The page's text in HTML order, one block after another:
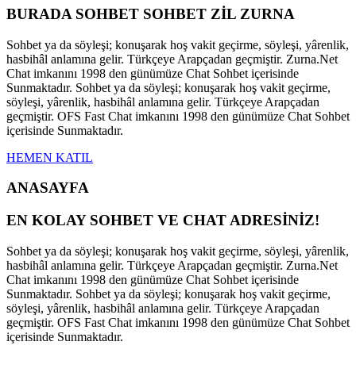
BURADA SOHBET SOHBET ZİL ZURNA
Sohbet ya da söyleşi; konuşarak hoş vakit geçirme, söyleşi, yârenlik,
hasbihâl anlamına gelir. Türkçeye Arapçadan geçmiştir. Zurna.Net
Chat imkanını 1998 den günümüze Chat Sohbet içerisinde
Sunmaktadır. Sohbet ya da söyleşi; konuşarak hoş vakit geçirme,
söyleşi, yârenlik, hasbihâl anlamına gelir. Türkçeye Arapçadan
geçmiştir. OFS Fast Chat imkanını 1998 den günümüze Chat Sohbet
içerisinde Sunmaktadır.
HEMEN KATIL
ANASAYFA
EN KOLAY SOHBET VE CHAT ADRESİNİZ!
Sohbet ya da söyleşi; konuşarak hoş vakit geçirme, söyleşi, yârenlik,
hasbihâl anlamına gelir. Türkçeye Arapçadan geçmiştir. Zurna.Net
Chat imkanını 1998 den günümüze Chat Sohbet içerisinde
Sunmaktadır. Sohbet ya da söyleşi; konuşarak hoş vakit geçirme,
söyleşi, yârenlik, hasbihâl anlamına gelir. Türkçeye Arapçadan
geçmiştir. OFS Fast Chat imkanını 1998 den günümüze Chat Sohbet
içerisinde Sunmaktadır.